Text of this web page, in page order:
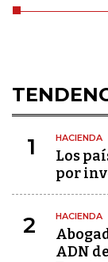
1 HACIENDA
Los
por
2 HACIENDA
ADN